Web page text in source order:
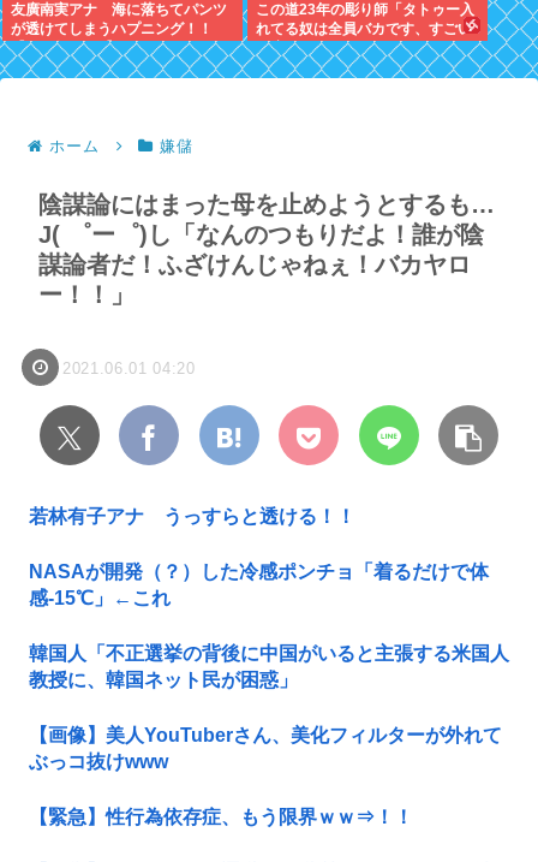
友廣南実アナ 海に落ちてパンツ
が透けてしまうハプニング！！
【GIF動画あり】
この道23年の彫り師「タトゥー入
れてる奴は全員バカです、すごい
民度低い」
ホーム 嫌儲
陰謀論にはまった母を止めようとするも…
J( ゜ー゜)し「なんのつもりだよ！誰が陰
謀論者だ！ふざけんじゃねぇ！バカヤロ
ー！！」
2021.06.01 04:20
若林有子アナ うっすらと透ける！！
NASAが開発（？）した冷感ポンチョ「着るだけで体
感-15℃」←これ
韓国人「不正選挙の背後に中国がいると主張する米国人
教授に、韓国ネット民が困惑」
【画像】美人YouTuberさん、美化フィルターが外れて
ぶっコ抜けwww
【緊急】性行為依存症、もう限界ｗｗ⇒！！